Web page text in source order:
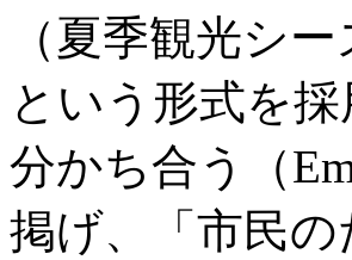
（夏季観光シ
という形式を
分かち合う（
掲げ、「市民